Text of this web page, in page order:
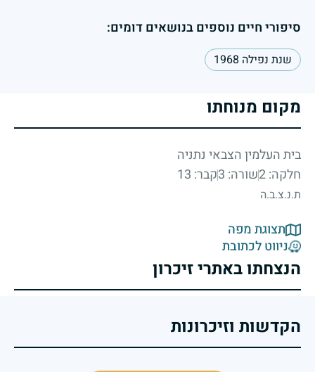
סיפורי חיים נוספים בנושאים דומים:
שנת נפילה 1968
מקום מנוחתו
בית העלמין הצבאי נתניה
חלקה: 2
שורה: 3 קבר: 13
ת.נ.צ.ב.ה
תצוגת מפה
ניווט לכתובת
הנצחתו באתרי זיכרון
הקדשות וזיכרונות